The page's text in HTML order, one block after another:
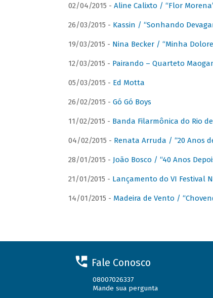
02/04/2015 - Aline Calixto / “Flor
26/03/2015 - Kassin / “Sonhando
19/03/2015 - Nina Becker / “Minha
12/03/2015 - Pairando – Quarteto
05/03/2015 - Ed Motta
26/02/2015 - Gó Gó Boys
11/02/2015 - Banda Filarmônica do Rio
04/02/2015 - Renata Arruda / “20 Anos
28/01/2015 - João Bosco / “40 Anos
21/01/2015 - Lançamento do VI Festival
14/01/2015 - Madeira de Vento /
Fale Conosco
08007026337
Mande sua pergunta